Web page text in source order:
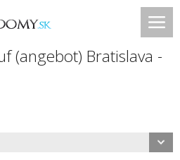
(angebot) Bratislava -